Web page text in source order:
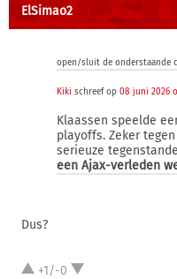
ElSimao2
open/sluit de onderstaande
Kiki schreef op 08 juni 2026
Klaassen speelde
playoffs. Zeker
serieuze
een Ajax-verleden
Dus?
+1/-0